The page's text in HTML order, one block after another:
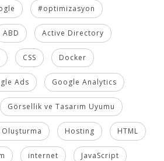
#optimizasyon
ABD Active Directory
CSS Docker
Ads Google Analytics
Görsellik ve Tasarım Uyumu
Hosting HTML
internet JavaScript